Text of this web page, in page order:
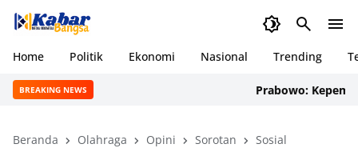
Home Politik Ekonomi Nasional Trending
BREAKING NEWS Prabowo:
Beranda Olahraga Opini Sorotan Sosial